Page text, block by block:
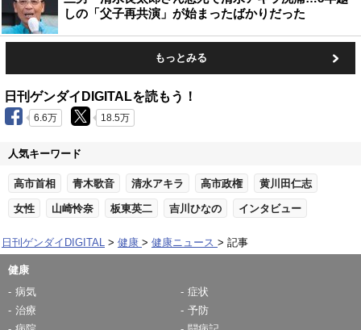
しの「父子再共演」が始まったばかりだった
もっとみる
日刊ゲンダイDIGITALを読もう！
6.6万 18.5万
人気キーワード
高市首相 青木歌音 清水アキラ 高市政権 黄川田仁志
女性 山崎怜奈 板東英二 吉川ひなの インタビュー
日刊ゲンダイDIGITAL 健康 健康ニュース 記事
健康
病気
症状
治療
予防